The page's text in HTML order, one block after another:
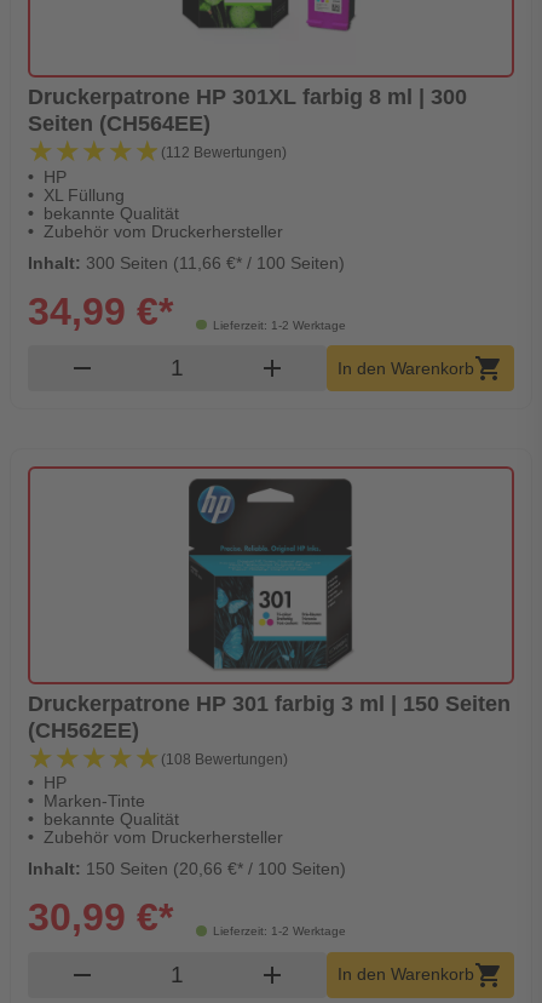
Druckerpatrone HP 301XL farbig 8 ml | 300
Seiten (CH564EE)
★★★★★
★★★★★ (112 Bewertungen)
HP
XL Füllung
bekannte Qualität
Zubehör vom Druckerhersteller
Inhalt: 300 Seiten (11,66 €* / 100 Seiten)
Lieferzeit: 1-2 Werktage
34,99 €*
remove Produkt Warenkorb Menge
add In den Warenkorbshopping_cart
Druckerpatrone HP 301 farbig 3 ml | 150 Seiten
(CH562EE)
★★★★★
★★★★★ (108 Bewertungen)
HP
Marken-Tinte
bekannte Qualität
Zubehör vom Druckerhersteller
Inhalt: 150 Seiten (20,66 €* / 100 Seiten)
Lieferzeit: 1-2 Werktage
30,99 €*
remove Produkt Warenkorb Menge
add In den Warenkorbshopping_cart